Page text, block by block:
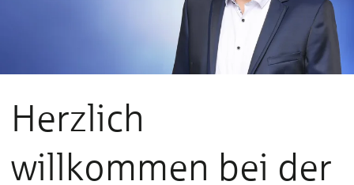
Herzlich
willkommen bei der